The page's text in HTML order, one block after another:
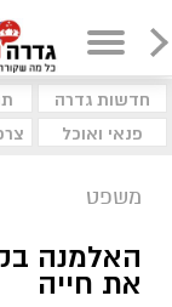
חדשות גדרה
פנאי ואוכל
משפט
האלמנה
את חייה